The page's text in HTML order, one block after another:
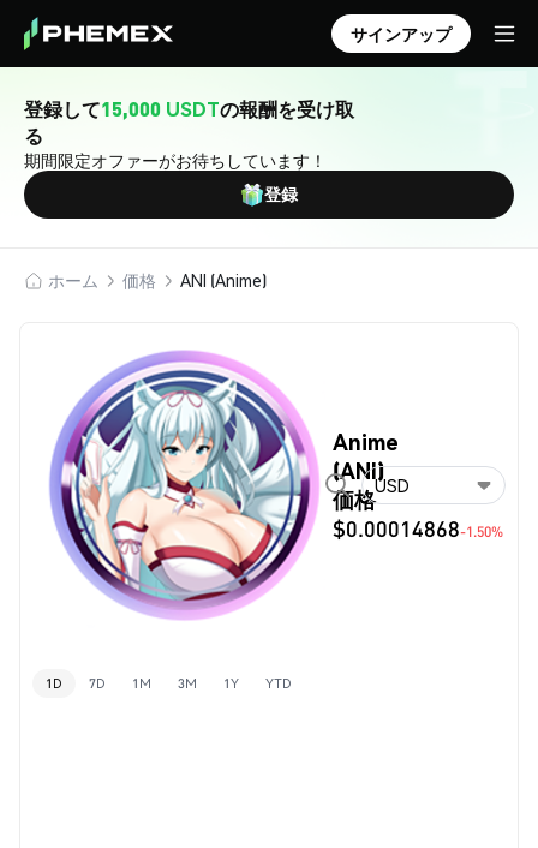
サインアップ
登録して15,000 USDTの報酬を受け取
る
期間限定オファーがお待ちしています！
登録
ホーム 価格 ANI (Anime)
Anime
(ANI)
価格
$0.00014868-1.50%
USD
1D 7D 1M 3M 1Y YTD